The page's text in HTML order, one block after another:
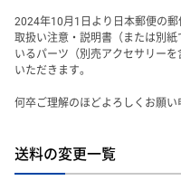
2024年10月1日より日本郵便の郵
取扱い注意・説明書（または別
いるパーツ（別売アクセサリー
いただきます。
何卒ご理解のほどよろしくお願い
送料の変更一覧